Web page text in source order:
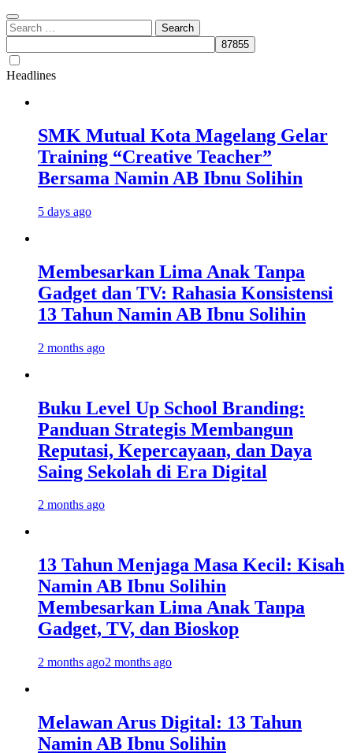
Search
for:
Headlines
SMK Mutual Kota Magelang Gelar
Training “Creative Teacher”
Bersama Namin AB Ibnu Solihin
5 days ago
Membesarkan Lima Anak Tanpa
Gadget dan TV: Rahasia Konsistensi
13 Tahun Namin AB Ibnu Solihin
2 months ago
Buku Level Up School Branding:
Panduan Strategis Membangun
Reputasi, Kepercayaan, dan Daya
Saing Sekolah di Era Digital
2 months ago
13 Tahun Menjaga Masa Kecil: Kisah
Namin AB Ibnu Solihin
Membesarkan Lima Anak Tanpa
Gadget, TV, dan Bioskop
2 months ago2 months ago
Melawan Arus Digital: 13 Tahun
Namin AB Ibnu Solihin